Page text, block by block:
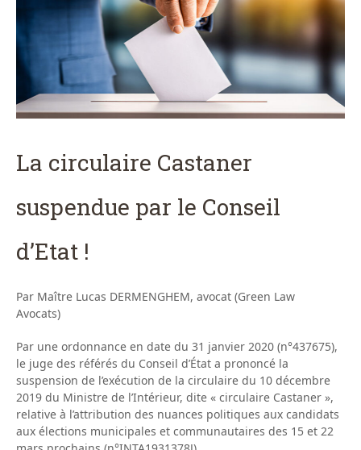
La circulaire Castaner
suspendue par le Conseil
d’Etat !
Par Maître Lucas DERMENGHEM, avocat (Green Law
Avocats)
Par une ordonnance en date du 31 janvier 2020 (n°437675),
le juge des référés du Conseil d’État a prononcé la
suspension de l’exécution de la circulaire du 10 décembre
2019 du Ministre de l’Intérieur, dite « circulaire Castaner »,
relative à l’attribution des nuances politiques aux candidats
aux élections municipales et communautaires des 15 et 22